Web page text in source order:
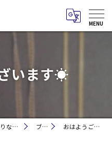
います☀
愛知県津島市蛭間町周辺のお買取りなら買取大吉 ヤマナカ神守店 ブログ おはようございます☀